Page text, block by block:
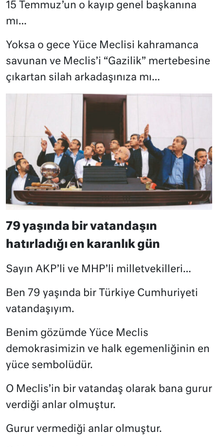
15 Temmuz’un o kayıp genel başkanına
mı…
Yoksa o gece Yüce Meclisi kahramanca
savunan ve Meclis’i “Gazilik” mertebesine
çıkartan silah arkadaşınıza mı…
79 yaşında bir vatandaşın
hatırladığı en karanlık gün
Sayın AKP’li ve MHP’li milletvekilleri…
Ben 79 yaşında bir Türkiye Cumhuriyeti
vatandaşıyım.
Benim gözümde Yüce Meclis
demokrasimizin ve halk egemenliğinin en
yüce sembolüdür.
O Meclis’in bir vatandaş olarak bana gurur
verdiği anlar olmuştur.
Gurur vermediği anlar olmuştur.